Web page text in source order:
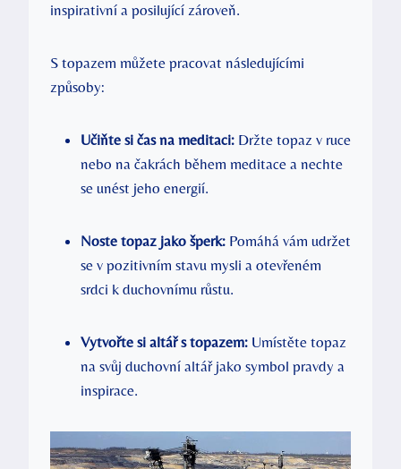
inspirativní a posilující zároveň.
S topazem můžete pracovat následujícími
způsoby:
Učiňte si čas na meditaci: Držte topaz v ruce
nebo na čakrách během meditace a nechte
se unést jeho energií.
Noste topaz jako šperk: Pomáhá vám udržet
se v pozitivním stavu mysli a otevřeném
srdci k duchovnímu růstu.
Vytvořte si altář s topazem: Umístěte topaz
na svůj duchovní altář jako symbol pravdy a
inspirace.